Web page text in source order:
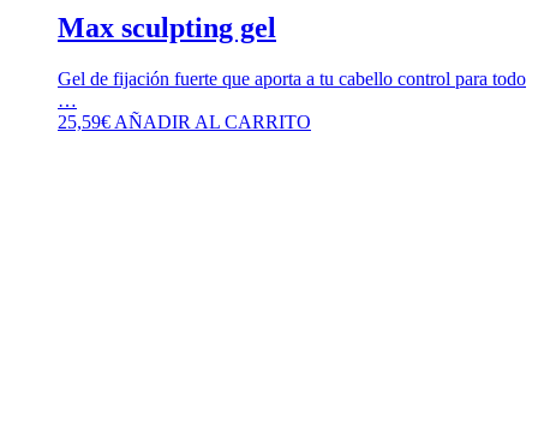
Max sculpting gel
Gel de fijación fuerte que aporta a tu cabello control para todo
…
25,59€ AÑADIR AL CARRITO